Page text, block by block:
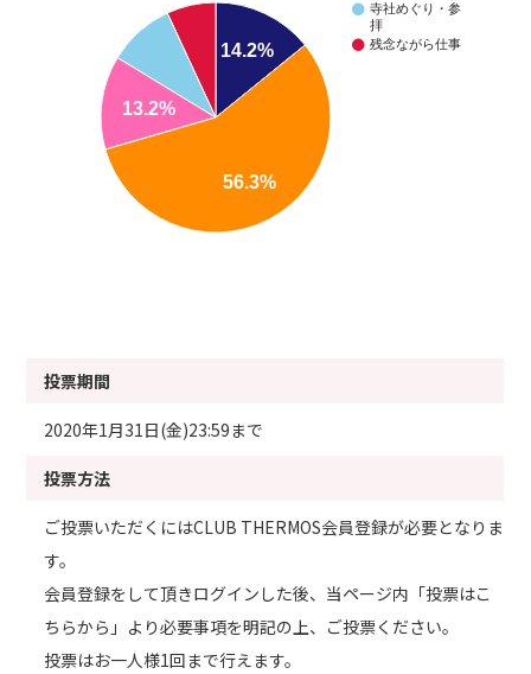
寺社めぐり・参
拝
残念ながら仕事
14.2%
13.2%
56.3%
投票期間
2020年1月31日(金)23:59まで
投票方法
ご投票いただくにはCLUB THERMOS会員登録が必要となりま
す。
会員登録をして頂きログインした後、当ページ内「投票はこ
ちらから」より必要事項を明記の上、ご投票ください。
投票はお一人様1回まで行えます。